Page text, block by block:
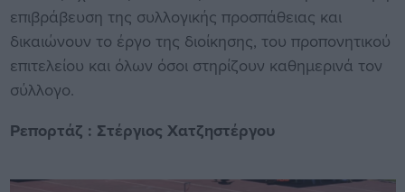
επιβράβευση της συλλογικής προσπάθειας και
δικαιώνουν το έργο της διοίκησης, του προπονητικού
επιτελείου και όλων όσοι στηρίζουν καθημερινά τον
σύλλογο.
Ρεπορτάζ : Στέργιος Χατζηστέργου